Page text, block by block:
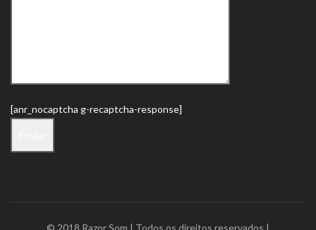
[anr_nocaptcha g-recaptcha-response]
© 2018 Razor Som | Todos os direitos reservados |